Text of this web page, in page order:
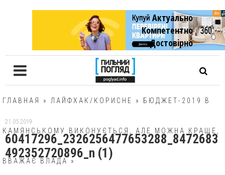
Актуально
Компетентно
Достовiрно
ГЛАВНАЯ » ЛАЙФХАК/КОРИСНЕ » БЮДЖЕТ-2019 В
КАМЯНСЬКОМУ ВИКОНУЄТЬСЯ, АЛЕ МОЖНА КРАЩЕ,
ВВАЖАЄ ВЛАДА »
21.05.2019
60417296_2326256477653288_8472683
492352720896_n (1)